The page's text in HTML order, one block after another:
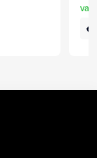
va.
€